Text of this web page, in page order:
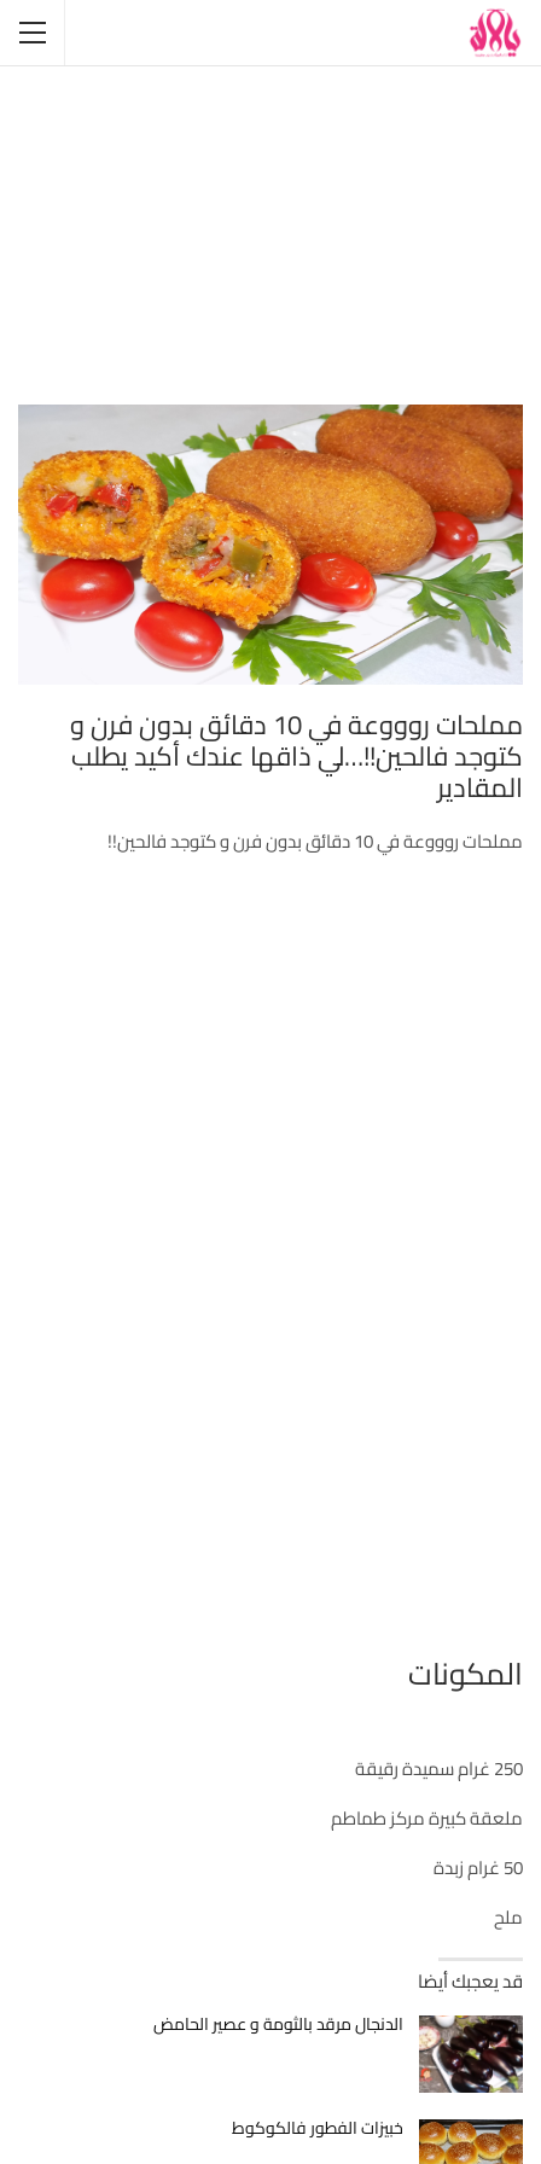
مملحات روووعة في 10 دقائق بدون فرن و
كتوجد فالحين!!…لي ذاقها عندك أكيد يطلب
المقادير
مملحات روووعة في 10 دقائق بدون فرن و كتوجد فالحين!!
المكونات
250 غرام سميدة رقيقة
ملعقة كبيرة مركز طماطم
50 غرام زبدة
ملح
قد يعجبك أيضا
الدنجال مرقد بالثومة و عصير الحامض
خبيزات الفطور فالكوكوط